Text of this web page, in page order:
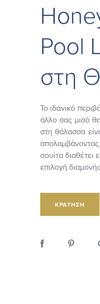
Pool
στη
Το ιδανικό
άλλο σας μισό
στη θάλασσα
σουίτα διαθέτει
επιλογή
ΚΡΆΤΗΣΗ